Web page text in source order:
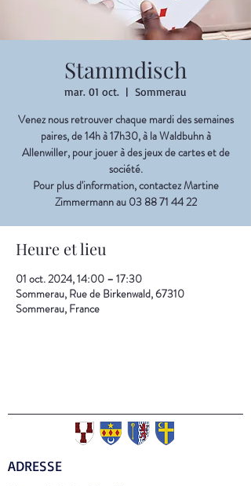
Stammdisch
mar. 01 oct.
  |
Sommerau
Venez nous retrouver chaque mardi des semaines
paires, de 14h à 17h30, à la Waldbuhn à
Allenwiller, pour jouer à des jeux de cartes et de
société.
Pour plus d'information, contactez Martine
Zimmermann au 03 88 71 44 22
Heure et lieu
01 oct. 2024, 14:00 – 17:30
Sommerau, Rue de Birkenwald, 67310
Sommerau, France
ADRESSE